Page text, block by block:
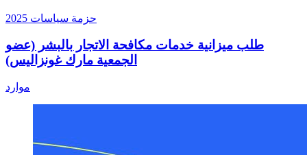
حزمة سياسات 2025
طلب ميزانية خدمات مكافحة الاتجار بالبشر (عضو
الجمعية مارك غونزاليس)
موارد